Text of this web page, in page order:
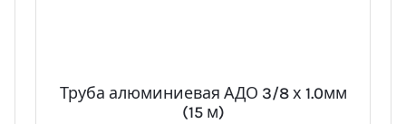
Труба алюминиевая АДО 3/8 х 1.0мм
(15 м)